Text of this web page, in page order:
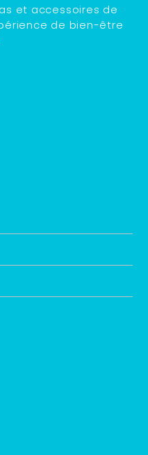
et accessoires de
de bien-être